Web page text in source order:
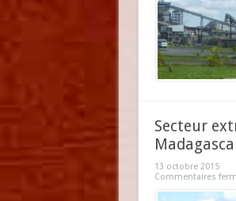
Secteur
13 octobre 2015
Commentaires